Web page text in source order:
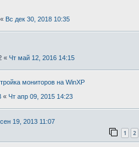
« Вс дек 30, 2018 10:35
« Чт май 12, 2016 14:15
мониторов на WinXP
« Чт апр 09, 2015 14:23
19, 2013 11:07
1 2